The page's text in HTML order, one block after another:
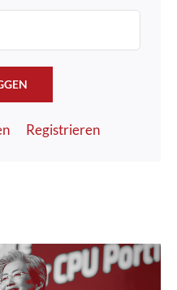
Registrieren